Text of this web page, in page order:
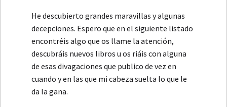
He descubierto grandes maravillas y algunas
decepciones. Espero que en el siguiente listado
encontréis algo que os llame la atención,
descubráis nuevos libros u os riáis con alguna
de esas divagaciones que publico de vez en
cuando y en las que mi cabeza suelta lo que le
da la gana.